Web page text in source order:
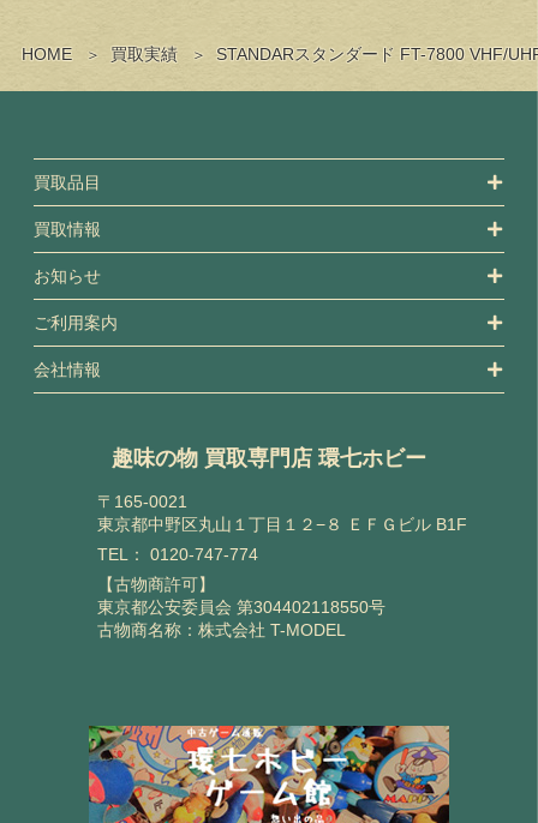
HOME 買取実績 STANDARスタンダード FT-7800 VHF/
買取品目
買取情報
お知らせ
ご利用案内
会社情報
趣味の物 買取専門店 環七ホビー
〒165-0021
東京都中野区丸山１丁目１２−８ ＥＦＧビル B1F
TEL： 0120-747-774
【古物商許可】
東京都公安委員会 第304402118550号
古物商名称：株式会社 T-MODEL